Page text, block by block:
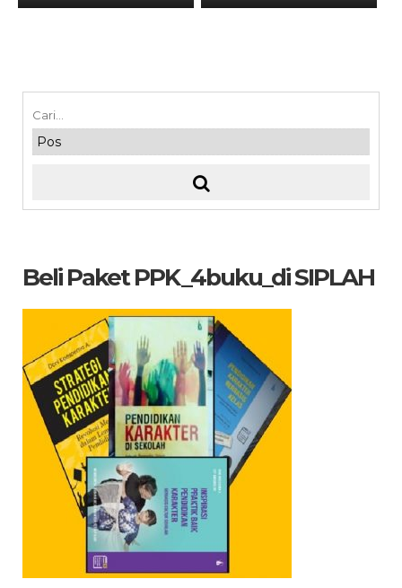
Beli Paket PPK_4buku_di SIPLAH